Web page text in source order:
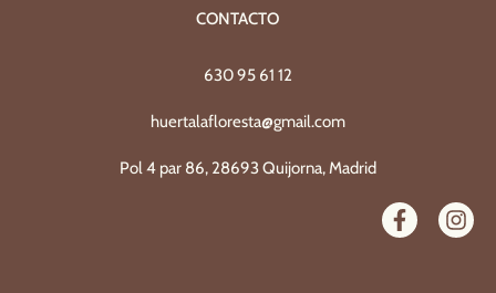
CONTACTO
630 95 61 12
huertalafloresta@gmail.com
Pol 4 par 86, 28693 Quijorna, Madrid